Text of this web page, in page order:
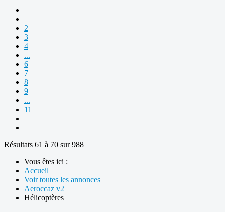
2
3
4
...
6
7
8
9
...
11
Résultats 61 à 70 sur 988
Vous êtes ici :
Accueil
Voir toutes les annonces
Aeroccaz v2
Hélicoptères